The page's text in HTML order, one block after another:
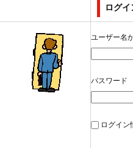
ログイ
ユーザー名
パスワード
ログイン